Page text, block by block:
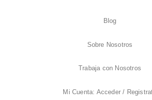
Blog
Sobre Nosotros
Trabaja con Nosotros
Mi Cuenta: Acceder /